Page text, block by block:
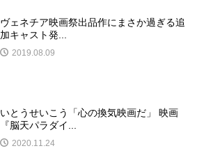
ヴェネチア映画祭出品作にまさか過ぎる追
加キャスト発...
2019.08.09
いとうせいこう「心の換気映画だ」 映画
『脳天パラダイ...
2020.11.24